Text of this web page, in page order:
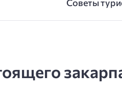
Советы